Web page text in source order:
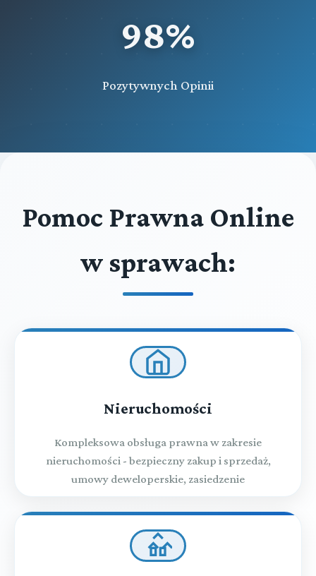
98%
Pozytywnych Opinii
Pomoc Prawna Online
w sprawach:
Nieruchomości
Kompleksowa obsługa prawna w zakresie
nieruchomości - bezpieczny zakup i sprzedaż,
umowy deweloperskie, zasiedzenie